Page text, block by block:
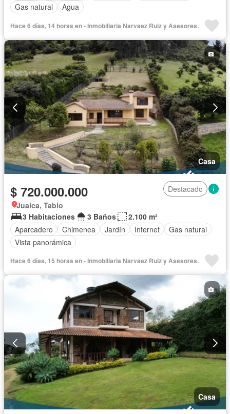
Gas natural
Agua
Hace 6 días, 14 horas en - Inmobiliaria Narvaez Ruiz y Asesores.
Casa
$ 720.000.000
Destacado
Juaica, Tabio
3 Habitaciones
3 Baños
2.100 m²
Aparcadero
Chimenea Jardín Internet
Gas natural
Vista panorámica
Hace 6 días, 15 horas en - Inmobiliaria Narvaez Ruiz y Asesores.
Casa